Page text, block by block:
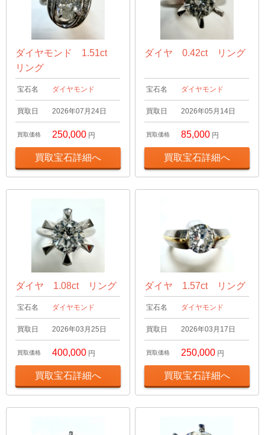
ダイヤモンド 1.51ct
リング
宝石名 ダイヤモンド
買取日 2026年07月24日
買取価格 250,000 円
買取宝石詳細へ
ダイヤ 0.42ct リング
宝石名 ダイヤモンド
買取日 2026年05月14日
買取価格 85,000 円
買取宝石詳細へ
ダイヤ 1.08ct リング
宝石名 ダイヤモンド
買取日 2026年03月25日
買取価格 400,000 円
買取宝石詳細へ
ダイヤ 1.57ct リング
宝石名 ダイヤモンド
買取日 2026年03月17日
買取価格 250,000 円
買取宝石詳細へ